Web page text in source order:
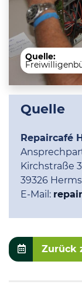
Quelle:
Quelle
Repaircafé
Kirchstraße 3
39326
E-Mail:
Zurück